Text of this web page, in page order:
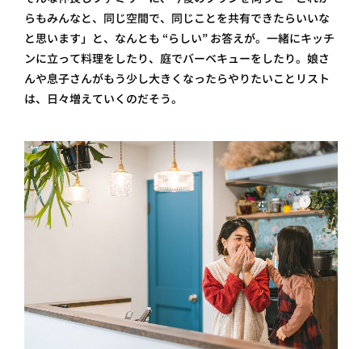
らもみんなと、同じ空間で、同じことを共有できたらいいな
と思います」と、なんとも “らしい” お答えが。一緒にキッチ
ンに立って料理をしたり、庭でバーベキューをしたり。娘さ
んや息子さんがもう少し大きくなったらやりたいことリスト
は、日々増えていくのだそう。